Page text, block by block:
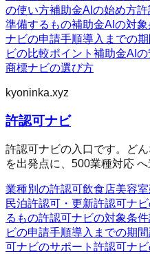
の使い方補助金AIの始め方許
準備するもの補助金AIの対
ナビの申請手順導入までの期
ビの比較ポイント 補助金AI
商標ナビの選び方
kyoninka.xyz
許認可ナビ
許認可ナビの入口です。ど
を出発点に、500業種対応
業種別の許認可飲食店美容室
民泊許認可・更新許認可ナ
るもの許認可ナビの対象条件
ビの申請手順導入までの期間
可ナビのサポート 許認可ナ